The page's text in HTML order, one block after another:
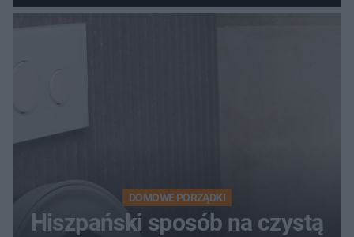
DOMOWE PORZĄDKI
Hiszpański sposób na czystą